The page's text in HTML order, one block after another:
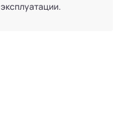
эксплуатации.